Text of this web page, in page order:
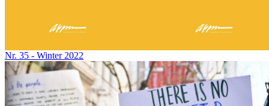
Nr. 35 - Winter 2022